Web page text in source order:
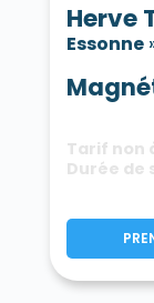
Herve
Essonne
Tarif non
Durée de